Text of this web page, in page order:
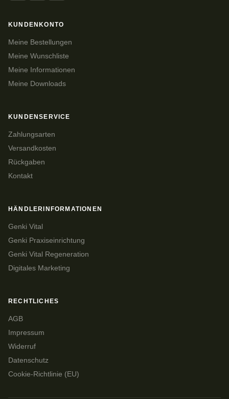
KUNDENKONTO
Meine Bestellungen
Meine Wunschliste
Meine Informationen
Meine Downloads
KUNDENSERVICE
Zahlungsarten
Versandkosten
Rückgaben
Kontakt
HÄNDLERINFORMATIONEN
Genki Vital
Genki Praxiseinrichtung
Genki Vital Regeneration
Digitales Marketing
RECHTLICHES
AGB
Impressum
Widerruf
Datenschutz
Cookie-Richtlinie (EU)